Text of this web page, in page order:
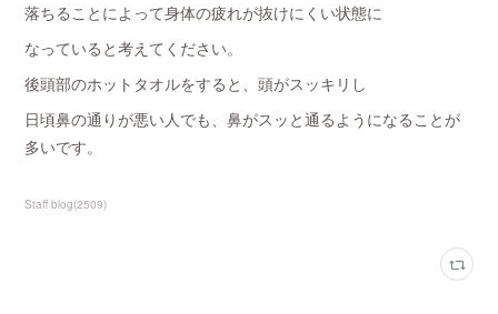
落ちることによって身体の疲れが抜けにくい状態に
なっていると考えてください。
後頭部のホットタオルをすると、頭がスッキリし
日頃鼻の通りが悪い人でも、鼻がスッと通るようになることが
多いです。
Staff blog(2509)